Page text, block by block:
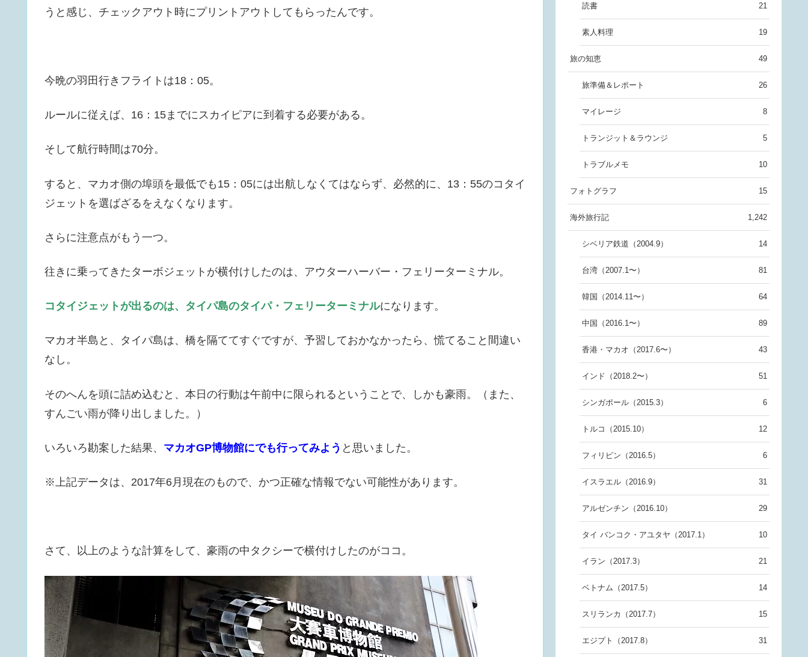
うと感じ、チェックアウト時にプリントアウトしてもらったんです。
今晩の羽田行きフライトは18：05。
ルールに従えば、16：15までにスカイピアに到着する必要がある。
そして航行時間は70分。
すると、マカオ側の埠頭を最低でも15：05には出航しなくてはならず、必然的に、13：55のコタイ
ジェットを選ばざるをえなくなります。
さらに注意点がもう一つ。
往きに乗ってきたターボジェットが横付けしたのは、アウターハーバー・フェリーターミナル。
コタイジェットが出るのは、タイパ島のタイパ・フェリーターミナルになります。
マカオ半島と、タイパ島は、橋を隔ててすぐですが、予習しておかなかったら、慌てること間違い
なし。
そのへんを頭に詰め込むと、本日の行動は午前中に限られるということで、しかも豪雨。（また、
すんごい雨が降り出しました。）
いろいろ勘案した結果、 マカオGP博物館にでも行ってみよう と思いました。
※上記データは、2017年6月現在のもので、かつ正確な情報でない可能性があります。
さて、以上のような計算をして、豪雨の中タクシーで横付けしたのがココ。
読書 21
素人料理 19
旅の知恵 49
旅準備＆レポート 26
マイレージ 8
トランジット＆ラウンジ 5
トラブルメモ 10
フォトグラフ 15
海外旅行記 1,242
シベリア鉄道（2004.9） 14
台湾（2007.1〜） 81
韓国（2014.11〜） 64
中国（2016.1〜） 89
香港・マカオ（2017.6〜） 43
インド（2018.2〜） 51
シンガポール（2015.3） 6
トルコ（2015.10） 12
フィリピン（2016.5） 6
イスラエル（2016.9） 31
アルゼンチン（2016.10） 29
タイ バンコク・アユタヤ（2017.1） 10
イラン（2017.3） 21
ベトナム（2017.5） 14
スリランカ（2017.7） 15
エジプト（2017.8） 31